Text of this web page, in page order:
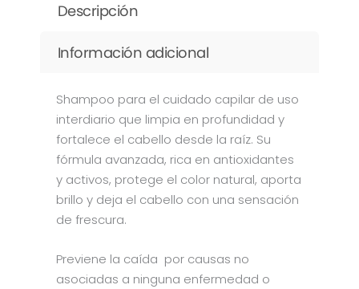
Descripción
Información adicional
Shampoo para el cuidado capilar de uso
interdiario que limpia en profundidad y
fortalece el cabello desde la raíz. Su
fórmula avanzada, rica en antioxidantes
y activos, protege el color natural, aporta
brillo y deja el cabello con una sensación
de frescura.
Previene la caída por causas no
asociadas a ninguna enfermedad o